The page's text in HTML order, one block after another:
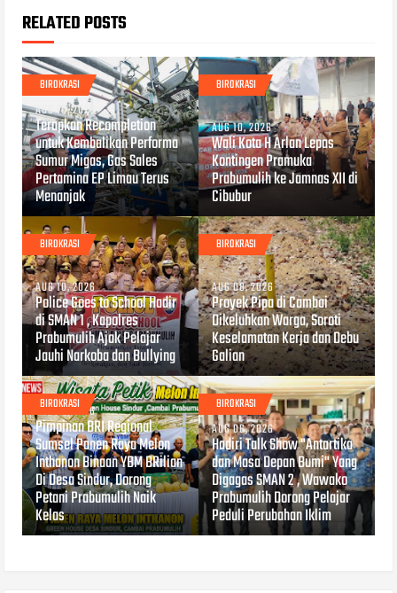
RELATED POSTS
BIROKRASI
AUG 10, 2026
Terapkan Recompletion
untuk Kembalikan Performa
Sumur Migas, Gas Sales
Pertamina EP Limau Terus
Menanjak
BIROKRASI
AUG 10, 2026
Wali Kota H Arlan Lepas
Kontingen Pramuka
Prabumulih ke Jamnas XII di
Cibubur
BIROKRASI
AUG 10, 2026
Police Goes to School Hadir
di SMAN 1 , Kapolres
Prabumulih Ajak Pelajar
Jauhi Narkoba dan Bullying
BIROKRASI
AUG 08, 2026
Proyek Pipa di Cambai
Dikeluhkan Warga, Soroti
Keselamatan Kerja dan Debu
Galian
BIROKRASI
AUG 07, 2026
Pimpinan BRI Regional
Sumsel Panen Raya Melon
Inthanon Binaan YBM BRilian
Di Desa Sindur, Dorong
Petani Prabumulih Naik
Kelas
BIROKRASI
AUG 06, 2026
Hadiri Talk Show "Antartika
dan Masa Depan Bumi" Yang
Digagas SMAN 2 , Wawako
Prabumulih Dorong Pelajar
Peduli Perubahan Iklim